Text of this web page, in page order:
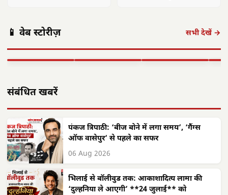
📱 वेब स्टोरीज़ सभी देखें →
का शक्ति प्रदर्शन,
राजनीतिक…
सांपों…
महासंगम,…
बार
से…
संबंधित खबरें
पंकज त्रिपाठी: ‘बीज बोने में लगा समय’, ‘गैंग्स
ऑफ वासेपुर’ से पहले का सफर
06 Aug 2026
भिलाई से बॉलीवुड तक: आकाशादित्य लामा की
‘दुल्हनिया ले आएगी’ **24 जुलाई** को